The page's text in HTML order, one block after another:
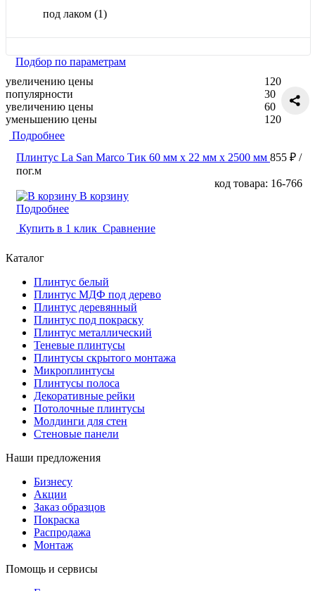
под лаком (1)
Подбор по параметрам
увеличению цены
популярности
увеличению цены
уменьшению цены
120
30
60
120
Подробнее
Плинтус La San Marco Тик 60 мм х 22 мм х 2500 мм 855 ₽ /
пог.м
код товара: 16-766
В корзину
Подробнее
Купить в 1 клик Сравнение
Каталог
Плинтус белый
Плинтус МДФ под дерево
Плинтус деревянный
Плинтус под покраску
Плинтус металлический
Теневые плинтусы
Плинтусы скрытого монтажа
Микроплинтусы
Плинтусы полоса
Декоративные рейки
Потолочные плинтусы
Молдинги для стен
Стеновые панели
Наши предложения
Бизнесу
Акции
Заказ образцов
Покраска
Распродажа
Монтаж
Помощь и сервисы